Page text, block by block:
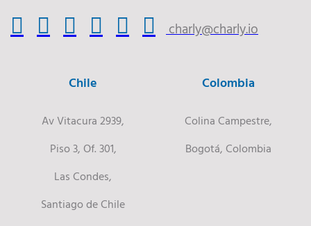
charly@charly.io
Chile
Av Vitacura 2939,
Piso 3, Of. 301,
Las Condes,
Santiago de Chile
Colombia
Colina Campestre,
Bogotá, Colombia